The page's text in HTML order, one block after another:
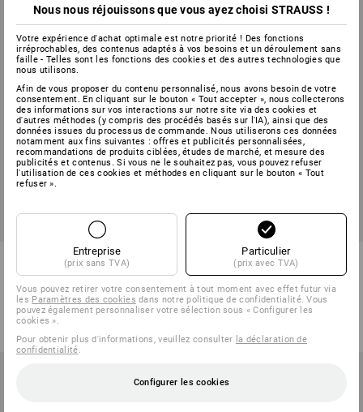
Veste Softshell à capuche
Aspen
1 couleur
à p. de 74,85 €
(TTC) à p. de 10 Pièces
Veste Softshell d'hiver
e.s.roughtough
6 couleurs
à p. de 101,03 €
Nous nous réjouissons que vous ayez choisi STRAUSS !
Votre expérience d'achat optimale est notre priorité ! Des fonctions
irréprochables, des contenus adaptés à vos besoins et un déroulement sans
faille - Telles sont les fonctions des cookies et des autres technologies que
nous utilisons.
Afin de vous proposer du contenu personnalisé, nous avons besoin de votre
consentement. En cliquant sur le bouton « Tout accepter », nous collecterons
des informations sur vos interactions sur notre site via des cookies et
d'autres méthodes (y compris des procédés basés sur l'IA), ainsi que des
données issues du processus de commande. Nous utiliserons ces données
notamment aux fins suivantes : offres et publicités personnalisées,
recommandations de produits ciblées, études de marché, et mesure des
publicités et contenus. Si vous ne le souhaitez pas, vous pouvez refuser
l'utilisation de ces cookies et méthodes en cliquant sur le bouton « Tout
refuser ».
Entreprise
(prix sans TVA)
Particulier
(prix avec TVA)
Vous pouvez retirer votre consentement à tout moment avec effet futur via
les Paramètres des cookies dans notre politique de confidentialité. Vous
pouvez également personnaliser votre sélection sous « Configurer les
cookies ».
Pour obtenir plus d'informations, veuillez consulter la déclaration de
confidentialité.
Configurer les cookies